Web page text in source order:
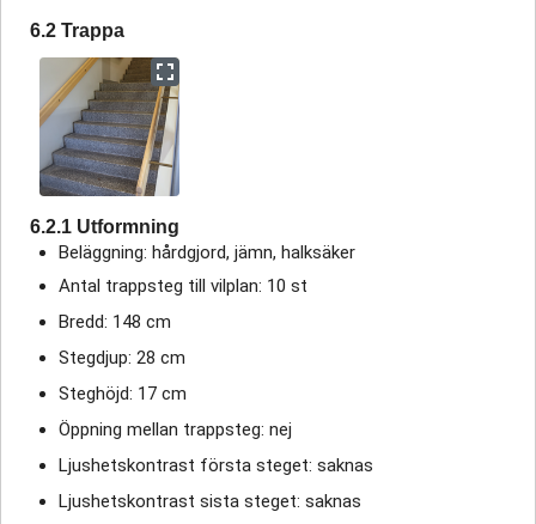
6.2 Trappa
6.2.1 Utformning
Beläggning: hårdgjord, jämn, halksäker
Antal trappsteg till vilplan: 10 st
Bredd: 148 cm
Stegdjup: 28 cm
Steghöjd: 17 cm
Öppning mellan trappsteg: nej
Ljushetskontrast första steget: saknas
Ljushetskontrast sista steget: saknas